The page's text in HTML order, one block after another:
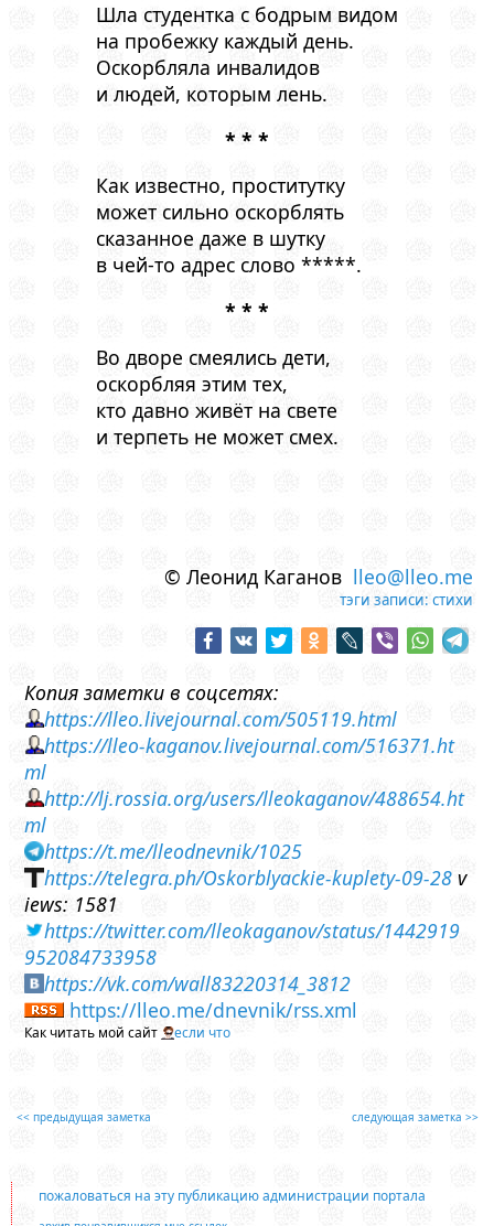
Шла студентка с бодрым видом
на пробежку каждый день.
Оскорбляла инвалидов
и людей, которым лень.
* * *
Как известно, проститутку
может сильно оскорблять
сказанное даже в шутку
в чей-то адрес слово *****.
* * *
Во дворе смеялись дети,
оскорбляя этим тех,
кто давно живёт на свете
и терпеть не может смех.
© Леонид Каганов lleo@lleo.me
тэги записи: стихи
Копия заметки в соцсетях:
https://lleo.livejournal.com/505119.html
https://lleo-kaganov.livejournal.com/516371.ht
ml
http://lj.rossia.org/users/lleokaganov/488654.ht
ml
https://t.me/lleodnevnik/1025
https://telegra.ph/Oskorblyackie-kuplety-09-28 v
iews: 1581
https://twitter.com/lleokaganov/status/1442919
952084733958
https://vk.com/wall83220314_3812
https://lleo.me/dnevnik/rss.xml
Как читать мой сайт если что
<< предыдущая заметка следующая заметка >>
пожаловаться на эту публикацию администрации портала